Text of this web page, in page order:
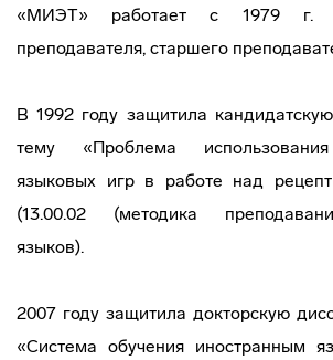
«МИЭТ» работает с 1979 г.
преподавателя, старшего
В 1992 году защитила
тему «Проблема
языковых игр в работе над
(13.00.02 (методика
языков).
2007 году защитила докторскую
«Система обучения иностранным